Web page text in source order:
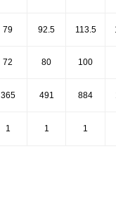
79 92.5 113.5
72 80 100
365 491 884
1 1 1